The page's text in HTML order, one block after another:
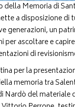
della Memoria di
a disposizione di
generazioni, un
per ascoltare e
di
per la
memoria tra
Nardò del materiale